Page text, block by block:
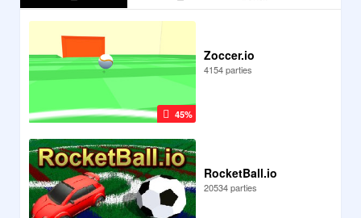
45%
Zoccer.io
4154 parties
RocketBall.io
20534 parties